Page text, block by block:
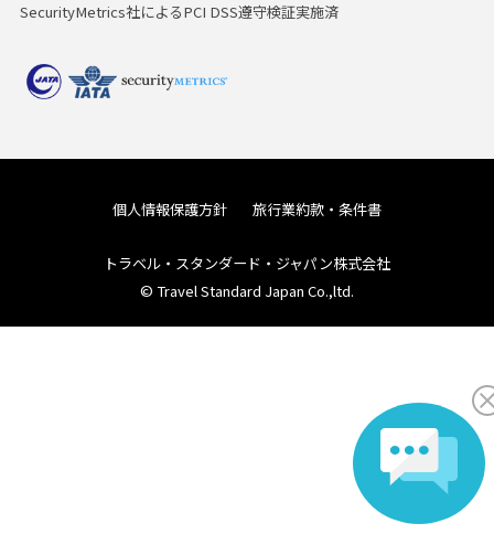
SecurityMetrics社によるPCI DSS遵守検証実施済
個人情報保護方針 旅行業約款・条件書
トラベル・スタンダード・ジャパン株式会社
© Travel Standard Japan Co.,ltd.